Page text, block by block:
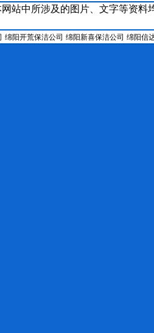
公司涂料施工工艺
站中所涉及的图片、文字等资料
绵阳开荒保洁公司 绵阳新喜保洁公司 绵阳信